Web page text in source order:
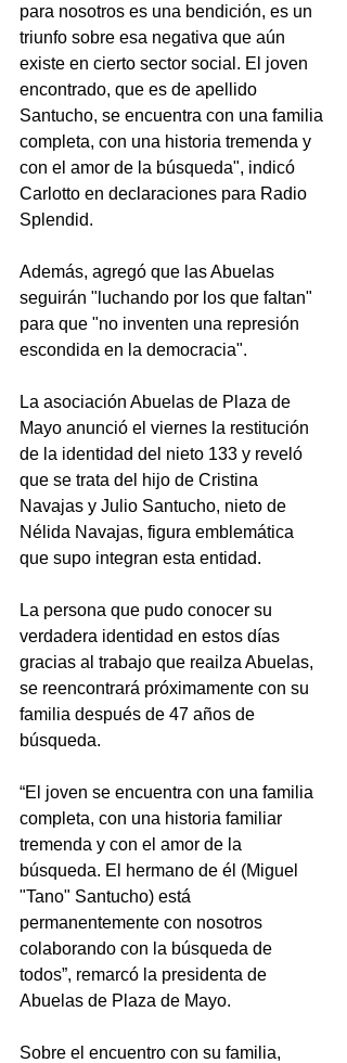
para nosotros es una bendición, es un
triunfo sobre esa negativa que aún
existe en cierto sector social. El joven
encontrado, que es de apellido
Santucho, se encuentra con una familia
completa, con una historia tremenda y
con el amor de la búsqueda", indicó
Carlotto en declaraciones para Radio
Splendid.
Además, agregó que las Abuelas
seguirán "luchando por los que faltan"
para que "no inventen una represión
escondida en la democracia".
La asociación Abuelas de Plaza de
Mayo anunció el viernes la restitución
de la identidad del nieto 133 y reveló
que se trata del hijo de Cristina
Navajas y Julio Santucho, nieto de
Nélida Navajas, figura emblemática
que supo integran esta entidad.
La persona que pudo conocer su
verdadera identidad en estos días
gracias al trabajo que reailza Abuelas,
se reencontrará próximamente con su
familia después de 47 años de
búsqueda.
“El joven se encuentra con una familia
completa, con una historia familiar
tremenda y con el amor de la
búsqueda. El hermano de él (Miguel
"Tano" Santucho) está
permanentemente con nosotros
colaborando con la búsqueda de
todos”, remarcó la presidenta de
Abuelas de Plaza de Mayo.
Sobre el encuentro con su familia,